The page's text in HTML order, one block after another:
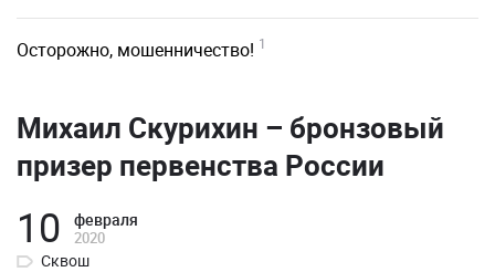
Осторожно, мошенничество! 1
Михаил Скурихин – бронзовый
призер первенства России
10 февраля
2020
Сквош